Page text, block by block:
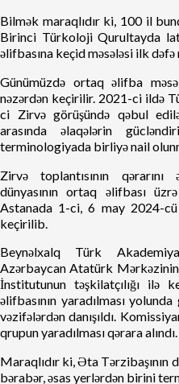
Bilmək maraqlıdır ki, 100 il
Birinci Türkoloji Qurultayda
əlifbasına keçid məsələsi ilk
Günümüzdə ortaq əlifba
nəzərdən keçirilir. 2021-ci ildə
ci Zirvə görüşündə qəbul
arasında əlaqələrin
terminologiyada birliyə nail
Zirvə toplantısının
dünyasının ortaq əlifbası
Astanada 1-ci, 6 may 2024-
keçirilib.
Beynəlxalq Türk
Azərbaycan Atatürk
İnstitutunun təşkilatçılığı
əlifbasının yaradılması
vəzifələrdən danışıldı.
qrupun yaradılması qərara alındı.
Maraqlıdır ki, Əta
bərabər, əsas yerlərdən birini